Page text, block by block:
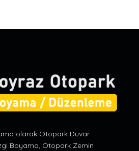
olarak Otopark Duvar
Boyama, Otopark Zemin